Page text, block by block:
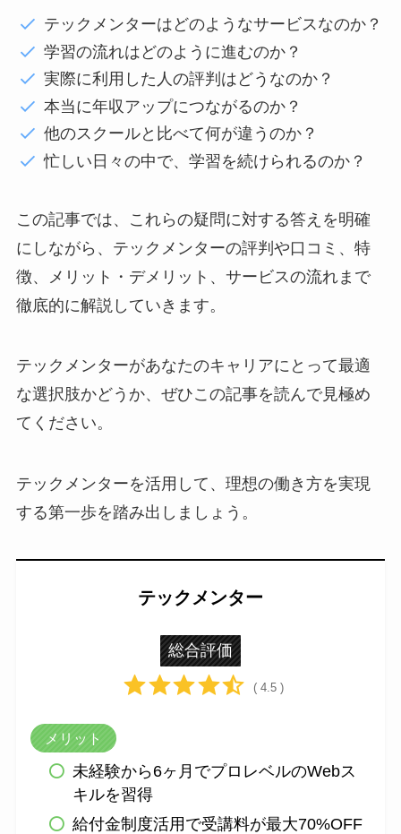
テックメンターはどのようなサービスなのか？
学習の流れはどのように進むのか？
実際に利用した人の評判はどうなのか？
本当に年収アップにつながるのか？
他のスクールと比べて何が違うのか？
忙しい日々の中で、学習を続けられるのか？
この記事では、これらの疑問に対する答えを明確
にしながら、テックメンターの評判や口コミ、特
徴、メリット・デメリット、サービスの流れまで
徹底的に解説していきます。
テックメンターがあなたのキャリアにとって最適
な選択肢かどうか、ぜひこの記事を読んで見極め
てください。
テックメンターを活用して、理想の働き方を実現
する第一歩を踏み出しましょう。
テックメンター
総合評価
( 4.5 )
メリット
未経験から6ヶ月でプロレベルのWebス
キルを習得
給付金制度活用で受講料が最大70%OFF